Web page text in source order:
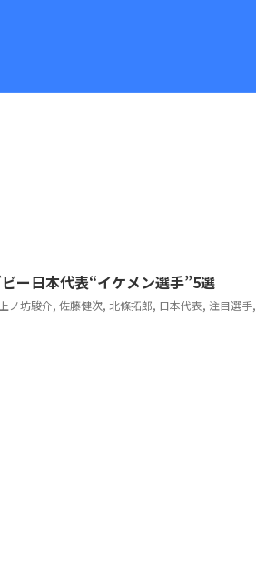
ー日本代表“イケメン選手”5選
上ノ坊駿介, 佐藤健次, 北條拓郎, 日本代表, 注目選手,